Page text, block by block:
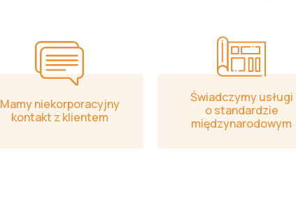
Mamy niekorporacyjny
kontakt z klientem
Świadczymy usługi
o standardzie
międzynarodowym